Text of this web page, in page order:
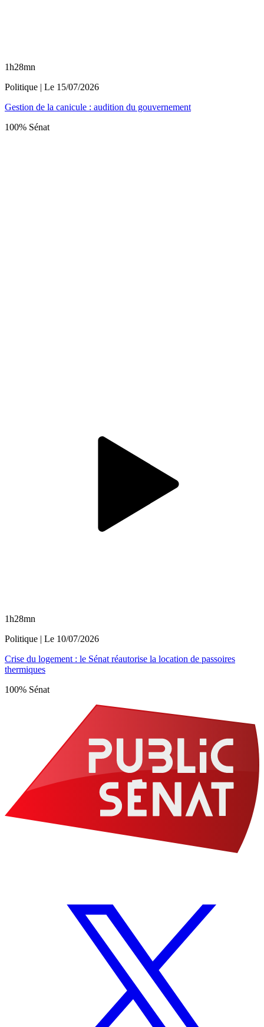
1h28mn
Politique | Le 15/07/2026
Gestion de la canicule : audition du gouvernement
100% Sénat
1h28mn
Politique | Le 10/07/2026
Crise du logement : le Sénat réautorise la location de passoires
thermiques
100% Sénat